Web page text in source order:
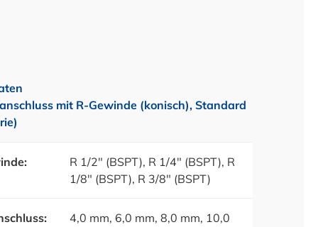
mit R-Gewinde (konisch), Standard
R 1/2" (BSPT), R 1/4" (BSPT), R
1/8" (BSPT), R 3/8" (BSPT)
4,0 mm, 6,0 mm, 8,0 mm, 10,0